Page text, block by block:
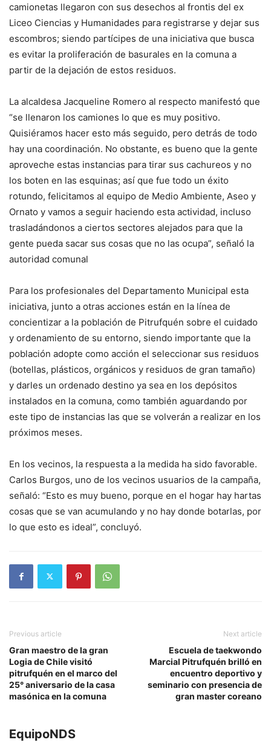
camionetas llegaron con sus desechos al frontis del ex
Liceo Ciencias y Humanidades para registrarse y dejar sus
escombros; siendo partícipes de una iniciativa que busca
es evitar la proliferación de basurales en la comuna a
partir de la dejación de estos residuos.
La alcaldesa Jacqueline Romero al respecto manifestó que
“se llenaron los camiones lo que es muy positivo.
Quisiéramos hacer esto más seguido, pero detrás de todo
hay una coordinación. No obstante, es bueno que la gente
aproveche estas instancias para tirar sus cachureos y no
los boten en las esquinas; así que fue todo un éxito
rotundo, felicitamos al equipo de Medio Ambiente, Aseo y
Ornato y vamos a seguir haciendo esta actividad, incluso
trasladándonos a ciertos sectores alejados para que la
gente pueda sacar sus cosas que no las ocupa”, señaló la
autoridad comunal
Para los profesionales del Departamento Municipal esta
iniciativa, junto a otras acciones están en la línea de
concientizar a la población de Pitrufquén sobre el cuidado
y ordenamiento de su entorno, siendo importante que la
población adopte como acción el seleccionar sus residuos
(botellas, plásticos, orgánicos y residuos de gran tamaño)
y darles un ordenado destino ya sea en los depósitos
instalados en la comuna, como también aguardando por
este tipo de instancias las que se volverán a realizar en los
próximos meses.
En los vecinos, la respuesta a la medida ha sido favorable.
Carlos Burgos, uno de los vecinos usuarios de la campaña,
señaló: “Esto es muy bueno, porque en el hogar hay hartas
cosas que se van acumulando y no hay donde botarlas, por
lo que esto es ideal”, concluyó.
Previous article
Gran maestro de la gran
Logia de Chile visitó
pitrufquén en el marco del
25° aniversario de la casa
masónica en la comuna
Next article
Escuela de taekwondo
Marcial Pitrufquén brilló en
encuentro deportivo y
seminario con presencia de
gran master coreano
EquipoNDS